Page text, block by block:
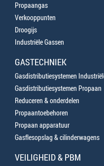
Propaangas
Verkooppunten
Droogijs
Industriële Gassen
GASTECHNIEK
Gasdistributiesystemen
Gasdistributiesystemen Propaan
Reduceren & onderdelen
Propaantoebehoren
Propaan apparatuur
Gasflesopslag & cilinderwagens
VEILIGHEID & PBM